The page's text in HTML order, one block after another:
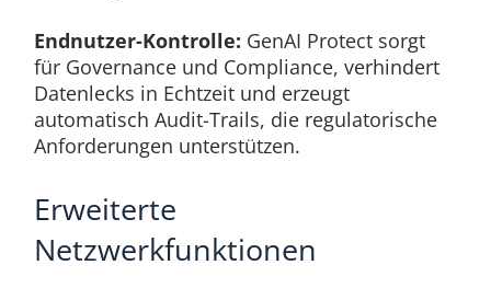
Endnutzer-Kontrolle: GenAI Protect sorgt
für Governance und Compliance, verhindert
Datenlecks in Echtzeit und erzeugt
automatisch Audit-Trails, die regulatorische
Anforderungen unterstützen.
Erweiterte
Netzwerkfunktionen